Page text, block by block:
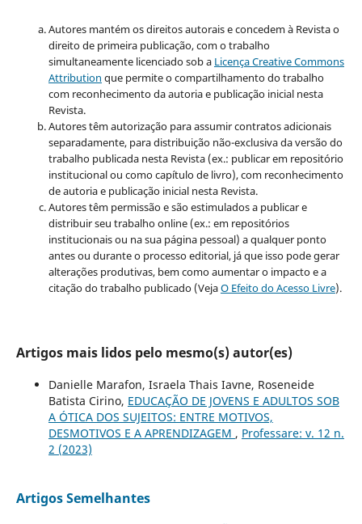
Autores mantém os direitos autorais e concedem à Revista o
direito de primeira publicação, com o trabalho
simultaneamente licenciado sob a Licença Creative Commons
Attribution que permite o compartilhamento do trabalho
com reconhecimento da autoria e publicação inicial nesta
Revista.
Autores têm autorização para assumir contratos adicionais
separadamente, para distribuição não-exclusiva da versão do
trabalho publicada nesta Revista (ex.: publicar em repositório
institucional ou como capítulo de livro), com reconhecimento
de autoria e publicação inicial nesta Revista.
Autores têm permissão e são estimulados a publicar e
distribuir seu trabalho online (ex.: em repositórios
institucionais ou na sua página pessoal) a qualquer ponto
antes ou durante o processo editorial, já que isso pode gerar
alterações produtivas, bem como aumentar o impacto e a
citação do trabalho publicado (VejaO Efeito do Acesso Livre).
Artigos mais lidos pelo mesmo(s) autor(es)
Danielle Marafon, Israela Thais Iavne, Roseneide
Batista Cirino, EDUCAÇÃO DE JOVENS E ADULTOS SOB
A ÓTICA DOS SUJEITOS: ENTRE MOTIVOS,
DESMOTIVOS E A APRENDIZAGEM , Professare: v. 12 n.
2 (2023)
Artigos Semelhantes